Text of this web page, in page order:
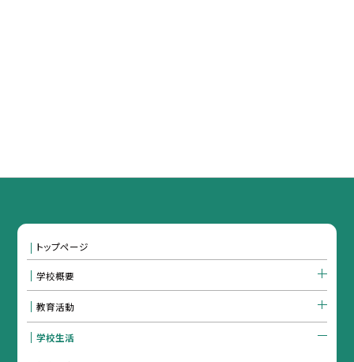
トップページ
学校概要
教育活動
学校生活